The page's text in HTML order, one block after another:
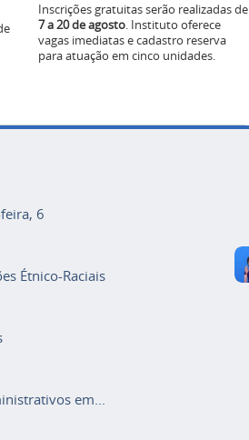
Inscrições gratuitas serão realizadas de
7 a 20 de agosto. Instituto oferece
vagas imediatas e cadastro reserva
para atuação em cinco unidades.
6
Étnico-Raciais
em...